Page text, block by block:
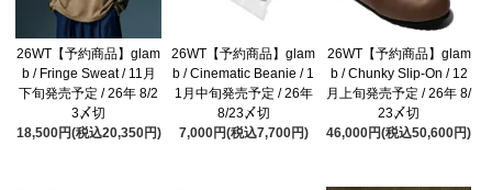
26WT【予約商品】glam
b / Fringe Sweat / 11月
下旬発売予定 / 26年 8/2
3〆切
18,500円(税込20,350円)
26WT【予約商品】glam
b / Cinematic Beanie / 1
1月中旬発売予定 / 26年
8/23〆切
7,000円(税込7,700円)
26WT【予約商品】glam
b / Chunky Slip-On / 12
月上旬発売予定 / 26年 8/
23〆切
46,000円(税込50,600円)